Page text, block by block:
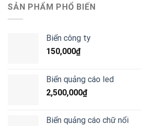
SẢN PHẨM PHỔ BIẾN
Biển công ty
150,000₫
Biển quảng cáo led
2,500,000₫
Biển quảng cáo chữ nổi